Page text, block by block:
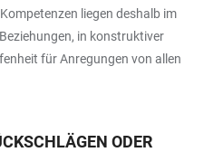
liegen deshalb im
in konstruktiver
für Anregungen von allen
ODER